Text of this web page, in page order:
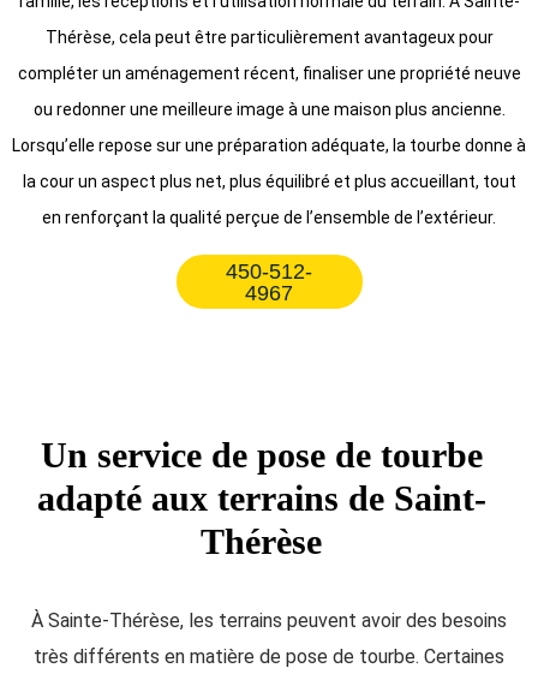
Thérèse, cela peut être particulièrement avantageux pour
compléter un aménagement récent, finaliser une propriété neuve
ou redonner une meilleure image à une maison plus ancienne.
Lorsqu’elle repose sur une préparation adéquate, la tourbe donne à
la cour un aspect plus net, plus équilibré et plus accueillant, tout
en renforçant la qualité perçue de l’ensemble de l’extérieur.
450-512-
4967
Un service de pose de tourbe
adapté aux terrains de Saint-
Thérèse
À Sainte-Thérèse, les terrains peuvent avoir des besoins
très différents en matière de pose de tourbe. Certaines